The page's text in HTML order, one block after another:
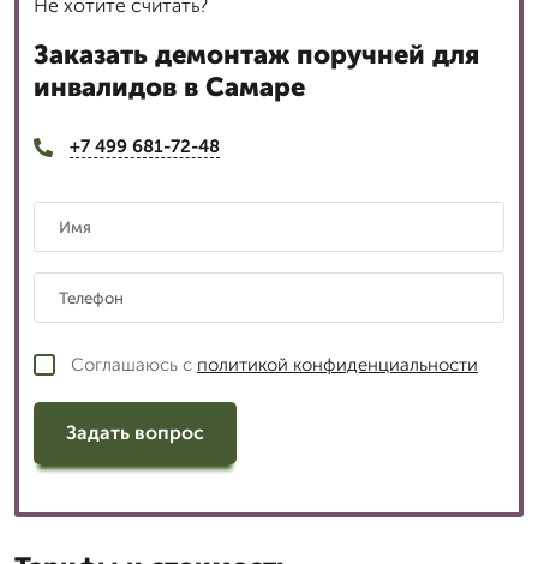
Не хотите считать?
Заказать демонтаж поручней для
инвалидов в Самаре
+7 499 681-72-48
Соглашаюсь с политикой конфиденциальности
Задать вопрос